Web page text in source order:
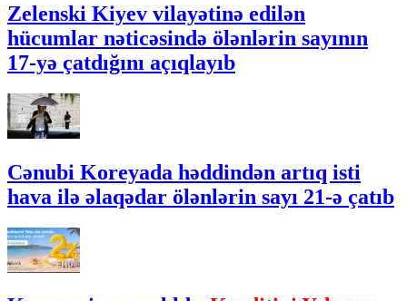
Zelenski Kiyev vilayətinə edilən
hücumlar nəticəsində ölənlərin sayının
17-yə çatdığını açıqlayıb
Cənubi Koreyada həddindən artıq isti
hava ilə əlaqədar ölənlərin sayı 21-ə çatıb